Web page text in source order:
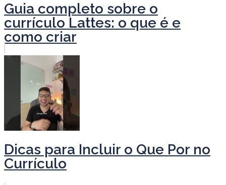
Guia completo sobre o
currículo Lattes: o que é e
como criar
Dicas para Incluir o Que Por no
Currículo